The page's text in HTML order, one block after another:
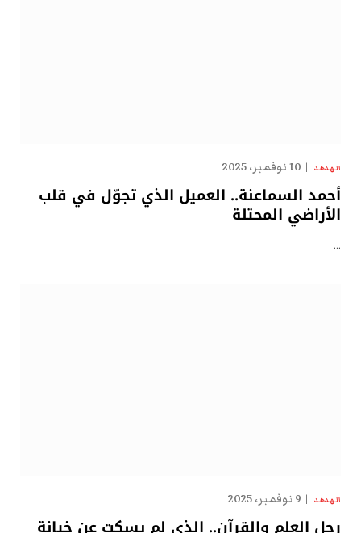
الهدهد 10 نوفمبر، 2025
أحمد السماعنة.. العميل الذي تجوّل في قلب
الأراضي المحتلة
…
الهدهد 9 نوفمبر، 2025